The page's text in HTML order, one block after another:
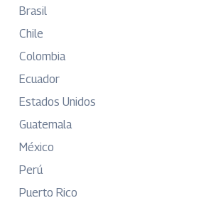
Brasil
Chile
Colombia
Ecuador
Estados Unidos
Guatemala
México
Perú
Puerto Rico